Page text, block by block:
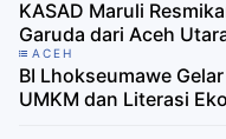
KASAD Maruli
Garuda dari Aceh
ACEH
BI Lhokseumawe
UMKM dan Literasi